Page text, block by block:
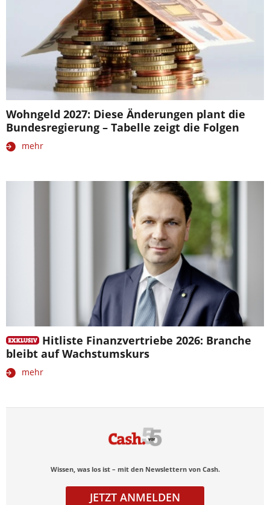
Wohngeld 2027: Diese Änderungen plant die
Bundesregierung – Tabelle zeigt die Folgen
mehr
Hitliste Finanzvertriebe 2026: Branche
bleibt auf Wachstumskurs
mehr
Wissen, was los ist – mit den Newslettern von Cash.
JETZT ANMELDEN